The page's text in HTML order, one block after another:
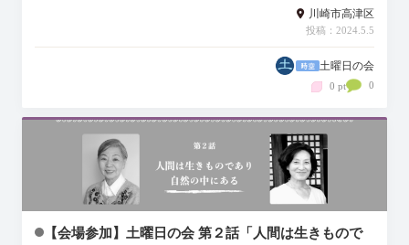
川崎市高津区
投稿：2024.5.5
土曜日の会
0 pt 0
【会場参加】土曜日の会 第２話「人間は生きもので